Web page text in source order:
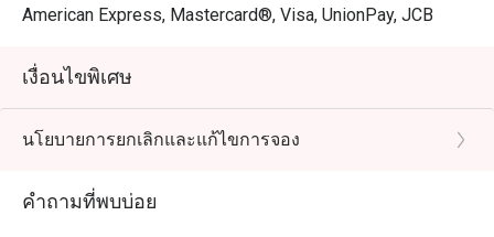
American Express, Mastercard®, Visa, UnionPay, JCB
เงื่อนไขพิเศษ
นโยบายการยกเลิกและแก้ไขการจอง
คำถามที่พบบ่อย